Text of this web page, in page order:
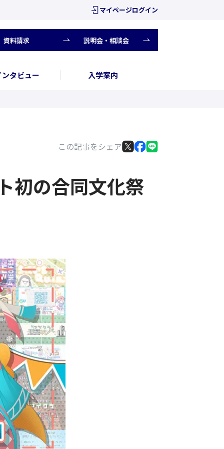
マイページログイン
資料請求 説明会・相談会
ンタビュー 入学案内
この記事をシェア
初の合同文化祭